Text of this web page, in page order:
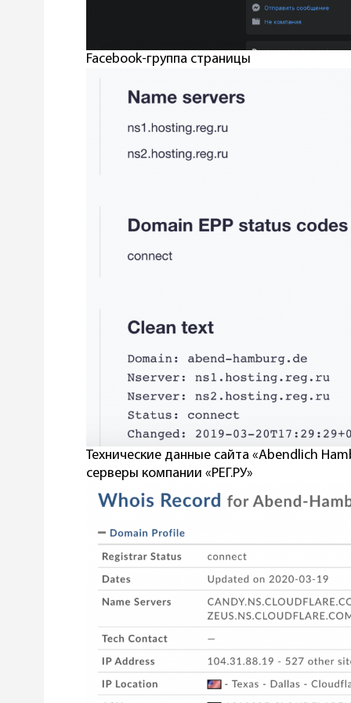
Facebook-группа страницы
Технические данные сайта «Abendlich
серверы компании «РЕГ.РУ»